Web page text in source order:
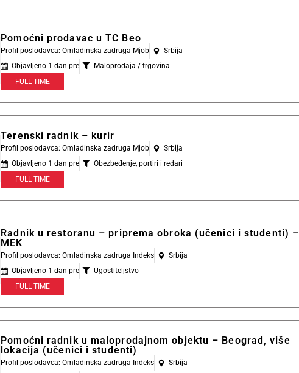
Pomoćni prodavac u TC Beo
Profil poslodavca: Omladinska zadruga Mjob
Srbija
Objavljeno 1 dan pre
Maloprodaja / trgovina
FULL TIME
Terenski radnik – kurir
Profil poslodavca: Omladinska zadruga Mjob
Srbija
Objavljeno 1 dan pre
Obezbeđenje, portiri i redari
FULL TIME
Radnik u restoranu – priprema obroka (učenici i studenti) –
MEK
Profil poslodavca: Omladinska zadruga Indeks
Srbija
Objavljeno 1 dan pre
Ugostiteljstvo
FULL TIME
Pomoćni radnik u maloprodajnom objektu – Beograd, više
lokacija (učenici i studenti)
Profil poslodavca: Omladinska zadruga Indeks
Srbija